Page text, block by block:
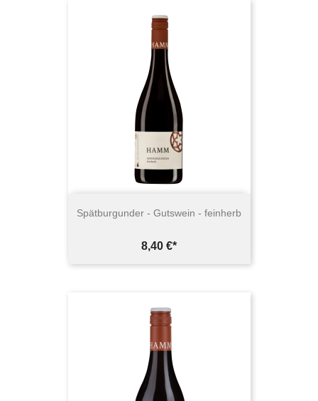
Spätburgunder - Gutswein - feinherb
Preis
8,40 €*